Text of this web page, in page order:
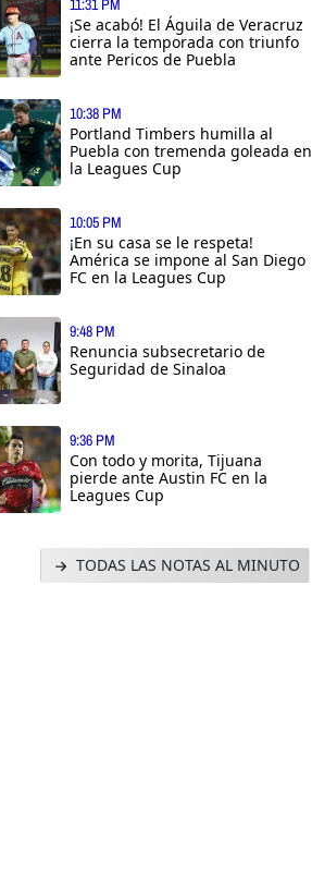
11:31 PM
¡Se acabó! El Águila de Veracruz
cierra la temporada con triunfo
ante Pericos de Puebla
10:38 PM
Portland Timbers humilla al
Puebla con tremenda goleada en
la Leagues Cup
10:05 PM
¡En su casa se le respeta!
América se impone al San Diego
FC en la Leagues Cup
9:48 PM
Renuncia subsecretario de
Seguridad de Sinaloa
9:36 PM
Con todo y morita, Tijuana
pierde ante Austin FC en la
Leagues Cup
TODAS LAS NOTAS AL MINUTO